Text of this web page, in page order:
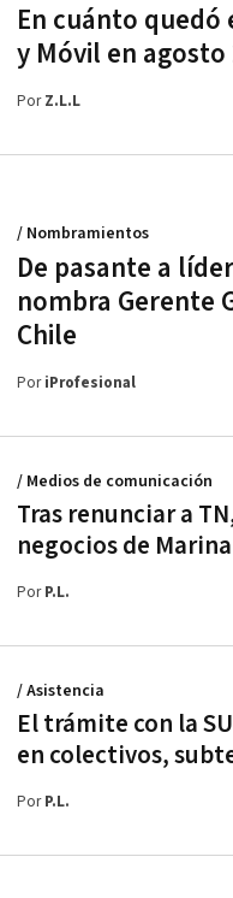
En cuánto
y Móvil en agosto
PorZ.L.L
De pasante a
nombra Gerente
Chile
/ Nombramientos
PoriProfesional
Tras renunciar a
negocios de
/ Medios de comunicación
PorP.L.
El trámite con la
en colectivos,
/ Asistencia
PorP.L.